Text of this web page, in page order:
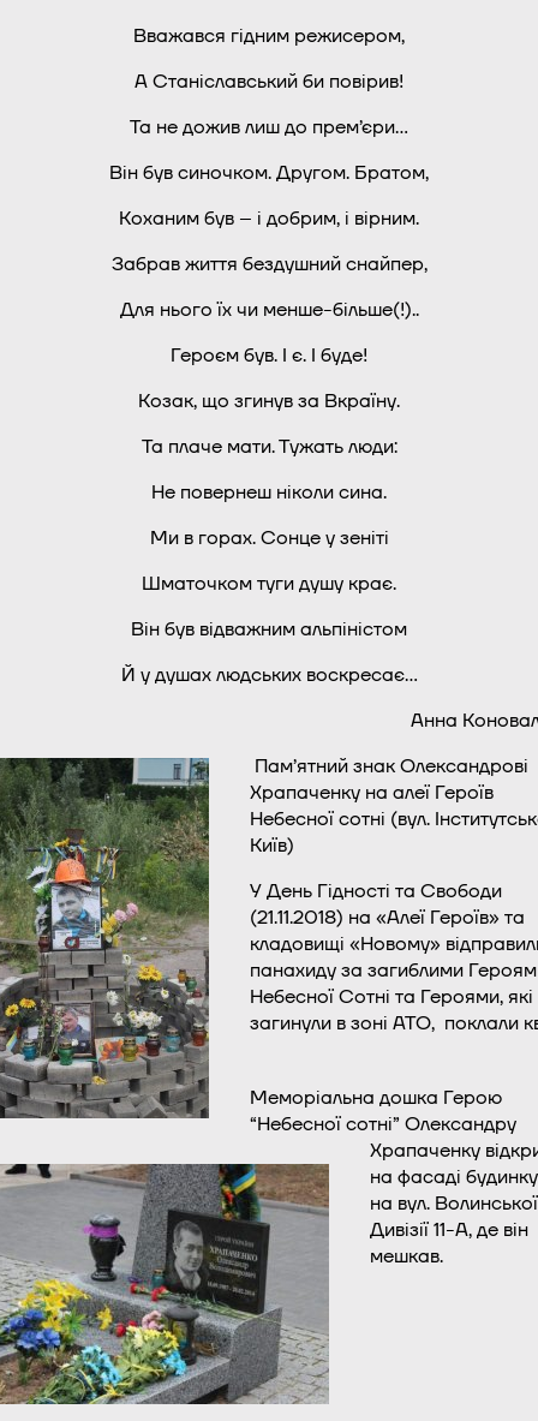
Вважався гідним режисером,
А Станіславський би повірив!
Та не дожив лиш до прем’єри…
Він був синочком. Другом. Братом,
Коханим був – і добрим, і вірним.
Забрав життя бездушний снайпер,
Для нього їх чи менше-більше(!)..
Героєм був. І є. І буде!
Козак, що згинув за Вкраїну.
Та плаче мати. Тужать люди:
Не повернеш ніколи сина.
Ми в горах. Сонце у зеніті
Шматочком туги душу крає.
Він був відважним альпіністом
Й у душах людських воскресає…
Анна
Пам’ятний знак Олександрові
Храпаченку на алеї Героїв
Небесної сотні (вул.
Київ)
У День Гідності та Свободи
(21.11.2018) на «Алеї Героїв» та
кладовищі «Новому»
панахиду за загиблими
Небесної Сотні та Героями, які
загинули в зоні АТО, поклали
Меморіальна дошка Герою
“Небесної сотні” Олександру
Храпаченку
на фасаді
на вул. Волинської
Дивізії 11-А, де він
мешкав.